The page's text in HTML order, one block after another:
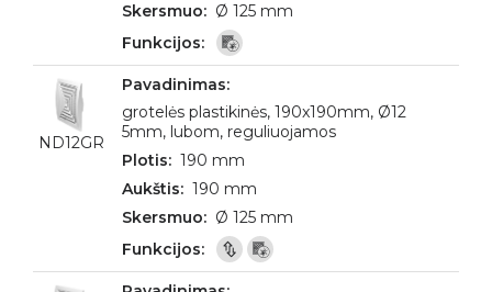
Ø 125 mm
ND12GR
grotelės plastikinės, 190x190mm, Ø12
5mm, lubom, reguliuojamos
190 mm
190 mm
Ø 125 mm